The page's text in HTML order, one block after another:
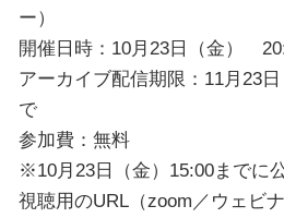
ー）
開催日時：10月23日（金）
アーカイブ配信期限：11月23
で
参加費：無料
※10月23日（金）15:00までに
視聴用のURL（zoom／ウェビ